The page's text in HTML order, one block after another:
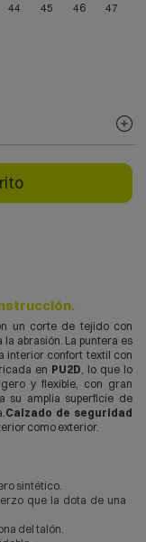
44 45 46 47
un corte de tejido con
abrasión. La puntera es
interior confort textil con
en PU2D, lo que lo
y flexible, con gran
su amplia superficie de
Calzado de seguridad
como exterior.
sintético.
que la dota de una
del talón.